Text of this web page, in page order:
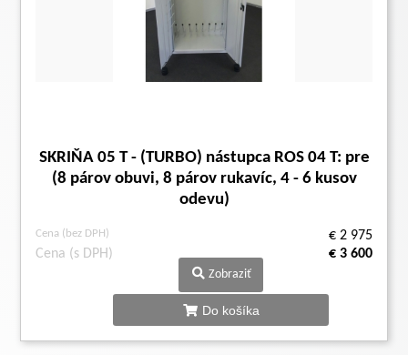
SKRIŇA 05 T - (TURBO) nástupca ROS 04 T: pre
(8 párov obuvi, 8 párov rukavíc, 4 - 6 kusov
odevu)
Cena (bez DPH)
€ 2 975
Cena (s DPH)
€ 3 600
Zobraziť
Do košíka